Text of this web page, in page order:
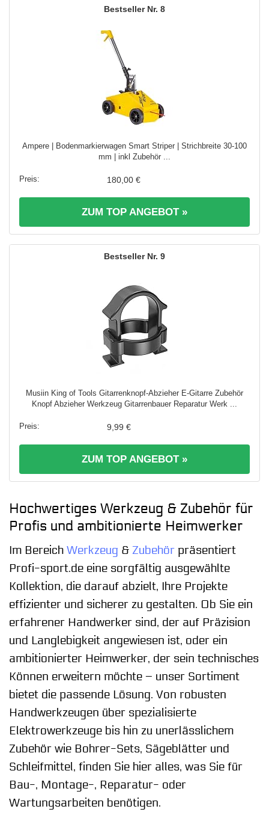
8
Ampere | Bodenmarkierwagen Smart Striper | Strichbreite 30-100
mm | inkl Zubehör ...
180,00 €
ZUM TOP ANGEBOT »
9
Musiin King of Tools Gitarrenknopf-Abzieher E-Gitarre Zubehör
Knopf Abzieher Werkzeug Gitarrenbauer Reparatur Werk ...
9,99 €
ZUM TOP ANGEBOT »
Hochwertiges Werkzeug & Zubehör für
Profis und ambitionierte Heimwerker
Im Bereich Werkzeug & Zubehör präsentiert
Profi-sport.de eine sorgfältig ausgewählte
Kollektion, die darauf abzielt, Ihre Projekte
effizienter und sicherer zu gestalten. Ob Sie ein
erfahrener Handwerker sind, der auf Präzision
und Langlebigkeit angewiesen ist, oder ein
ambitionierter Heimwerker, der sein technisches
Können erweitern möchte – unser Sortiment
bietet die passende Lösung. Von robusten
Handwerkzeugen über spezialisierte
Elektrowerkzeuge bis hin zu unerlässlichem
Zubehör wie Bohrer-Sets, Sägeblätter und
Schleifmittel, finden Sie hier alles, was Sie für
Bau-, Montage-, Reparatur- oder
Wartungsarbeiten benötigen.